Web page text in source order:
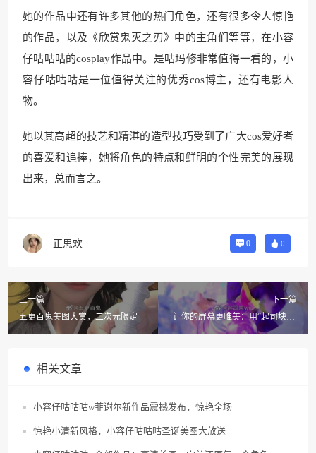
她的作品中还有许多其他的热门角色，还有很多令人惊艳
的作品，以及《欣赏鬼灭之刃》中的主角们等等，在小容
仔咕咕咕的cosplay作品中。是咕玛修非常值得一看的，小
容仔咕咕咕是一位值得关注的优秀cos博主，还有电影人
物。
她以其高超的技艺和精湛的造型技巧受到了广大cos爱好者
的喜爱和追捧，她将角色的特点和鲜明的个性完美的展现
出来，总而言之。
正思欢 0 0
上一篇
五更百鬼美图大赏，二次元限定
下一篇
让你的屏幕更唯美：用“起司块wii
大凤魅魔”图片打造独特风格
相关文章
小容仔咕咕咕w菲谢尔新作品震撼发布，惊艳全场
惊艳小清新风格，小容仔咕咕咕圣诞美图大放送